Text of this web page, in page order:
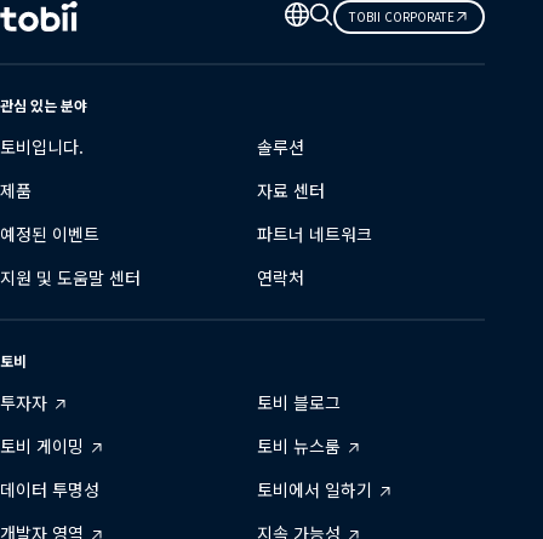
언
어
변
TOBII CORPORATE
관심 있는 분야
토비입니다.
솔루션
제품
자료 센터
예정된 이벤트
파트너 네트워크
지원 및 도움말 센터
연락처
토비
투자자
토비 블로그
토비 게이밍
토비 뉴스룸
데이터 투명성
토비에서 일하기
개발자 영역
지속 가능성